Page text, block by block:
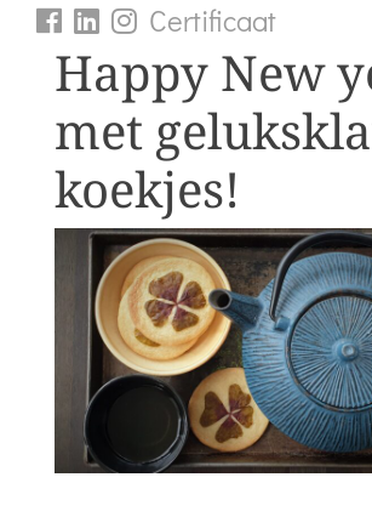
Certificaat
Happy New
met
koekjes!